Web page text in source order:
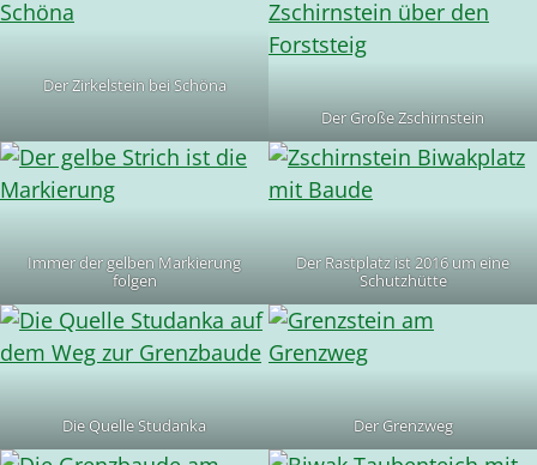
Der Zirkelstein bei Schöna
Der Große Zschirnstein
Immer der gelben Markierung
folgen
Der Rastplatz ist 2016 um eine
Schutzhütte
Die Quelle Studanka Der Grenzweg